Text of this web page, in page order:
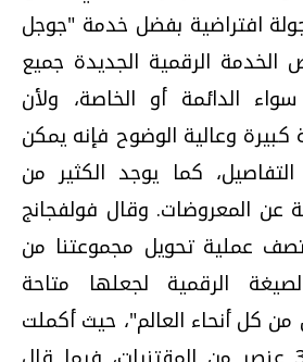
افتراضية بفضل خدمة "جوجل
الرقمية الجديدة جميع
الدائمة أو الخاصة، ولأن
كبيرة وعالية الوضوح فإنه يمكن
كما يوجد الكثير من
عن المعروضات. وقال فولفجانج
عملية تحويل مجموعتنا من
الرقمية لجعلها متاحة
من كل أنحاء العالم"، حيث أكملت